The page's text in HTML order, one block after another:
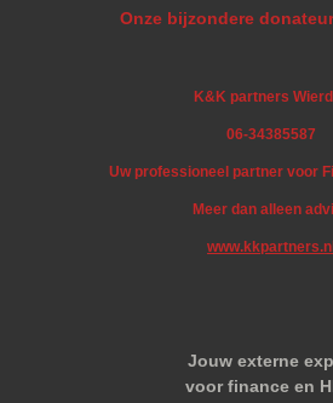
Onze bijzondere
K&K partners
06-34385587
Uw professioneel partner voor
Meer dan alleen
www.kkpartners.nl
Jouw externe
voor finance en